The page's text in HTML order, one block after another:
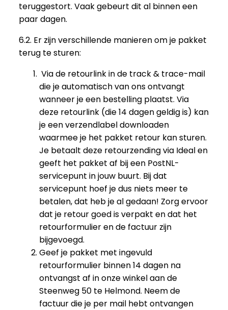
teruggestort. Vaak gebeurt dit al binnen een
paar dagen.
6.2. Er zijn verschillende manieren om je pakket
terug te sturen:
Via de retourlink in de track & trace-mail
die je automatisch van ons ontvangt
wanneer je een bestelling plaatst. Via
deze retourlink (die 14 dagen geldig is) kan
je een verzendlabel downloaden
waarmee je het pakket retour kan sturen.
Je betaalt deze retourzending via Ideal en
geeft het pakket af bij een PostNL-
servicepunt in jouw buurt. Bij dat
servicepunt hoef je dus niets meer te
betalen, dat heb je al gedaan! Zorg ervoor
dat je retour goed is verpakt en dat het
retourformulier en de factuur zijn
bijgevoegd.
Geef je pakket met ingevuld
retourformulier binnen 14 dagen na
ontvangst af in onze winkel aan de
Steenweg 50 te Helmond. Neem de
factuur die je per mail hebt ontvangen